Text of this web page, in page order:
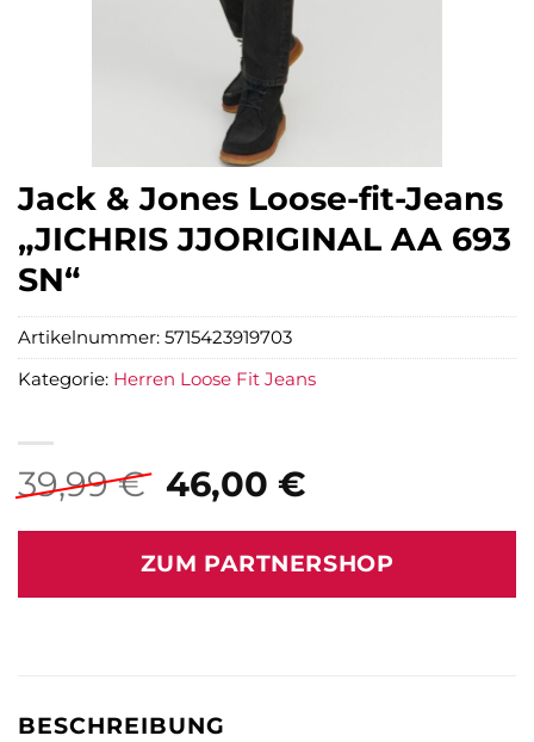
Jack & Jones Loose-fit-Jeans
„JICHRIS JJORIGINAL AA 693
SN“
39,99€ Ursprünglicher
Preis
war:
39,99 €
46,00 €Aktueller
ist:
46,00 €.
ZUM PARTNERSHOP
Artikelnummer: 5715423919703
Kategorie: Herren Loose Fit Jeans
BESCHREIBUNG